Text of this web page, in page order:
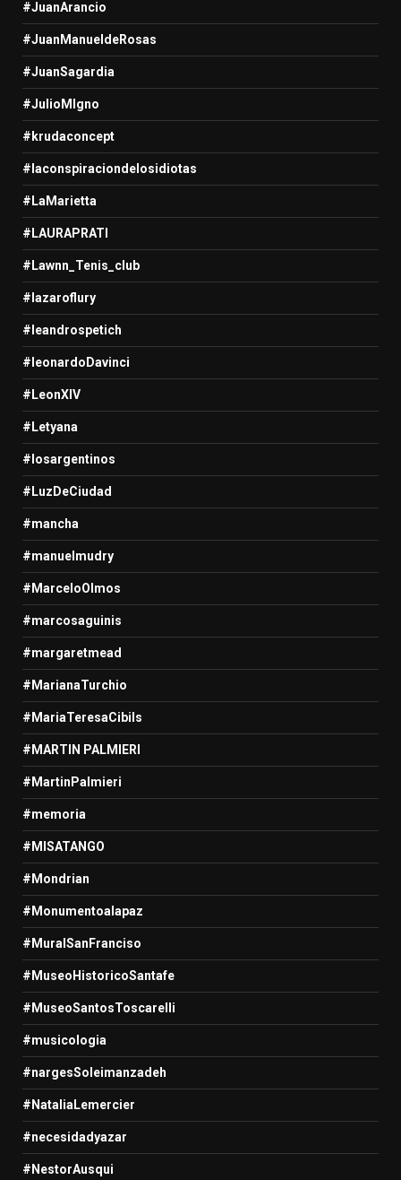
#JuanArancio
#JuanManueldeRosas
#JuanSagardia
#JulioMIgno
#krudaconcept
#laconspiraciondelosidiotas
#LaMarietta
#LAURAPRATI
#Lawnn_Tenis_club
#lazaroflury
#leandrospetich
#leonardoDavinci
#LeonXIV
#Letyana
#losargentinos
#LuzDeCiudad
#mancha
#manuelmudry
#MarceloOlmos
#marcosaguinis
#margaretmead
#MarianaTurchio
#MariaTeresaCibils
#MARTIN PALMIERI
#MartinPalmieri
#memoria
#MISATANGO
#Mondrian
#Monumentoalapaz
#MuralSanFranciso
#MuseoHistoricoSantafe
#MuseoSantosToscarelli
#musicologia
#nargesSoleimanzadeh
#NataliaLemercier
#necesidadyazar
#NestorAusqui